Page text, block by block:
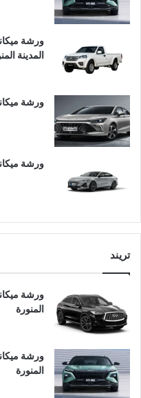
ورشة
المدينة
ورشة
ورشة
تريند
ورشة
المنورة
ورشة
المنورة